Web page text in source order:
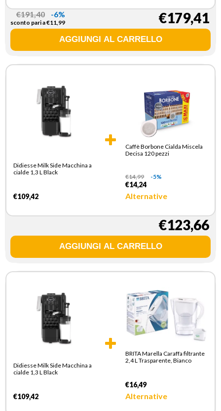
€191,40 -6%
sconto pari a€11,99 €179,41
Didiesse Milk Side Macchina a
cialde 1,3 L Black
€109,42
Caffè Borbone Cialda Miscela
Decisa 120 pezzi
€14,99 -5%
€14,24
Alternative
€123,66
Didiesse Milk Side Macchina a
cialde 1,3 L Black
€109,42
BRITA Marella Caraffa filtrante
2,4 L Trasparente, Bianco
€16,49
Alternative